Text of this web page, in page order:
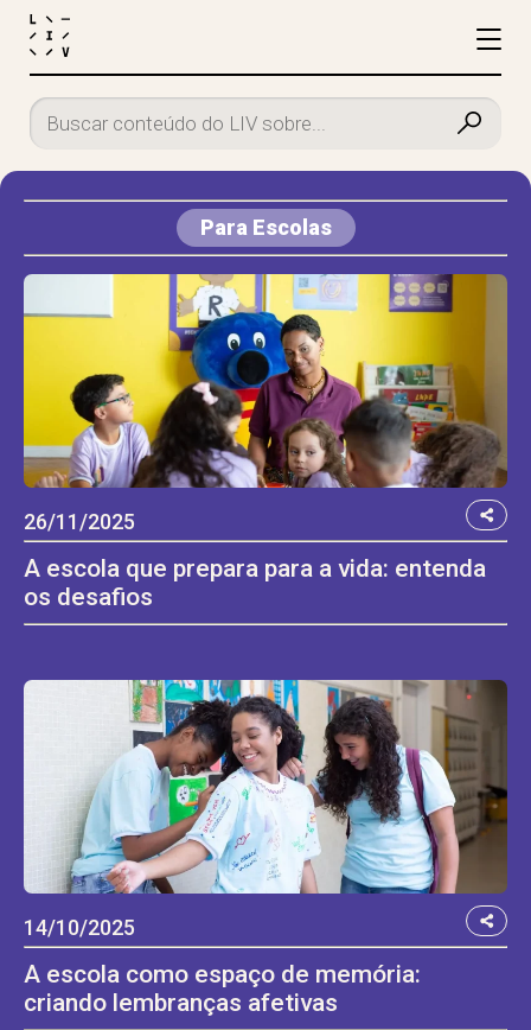
Para Escolas
26/11/2025
A escola que prepara para a vida: entenda
os desafios
14/10/2025
A escola como espaço de memória:
criando lembranças afetivas